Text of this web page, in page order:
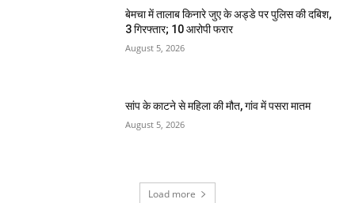
बेमचा में तालाब किनारे जुए के अड्डे पर पुलिस की दबिश,
3 गिरफ्तार; 10 आरोपी फरार
August 5, 2026
सांप के काटने से महिला की मौत, गांव में पसरा मातम
August 5, 2026
Load more